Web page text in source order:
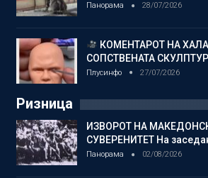
Панорама 28/07/2026
КОМЕНТАРОТ НА
СОПСТВЕНАТА
Плусинфо 27/07/2026
Ризница
ИЗВОРОТ НА
СУВЕРЕНИТЕТ На
Панорама 02/08/2026